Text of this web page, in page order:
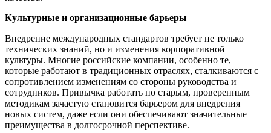
Культурные и организационные барьеры
Внедрение международных стандартов требует не только
технических знаний, но и изменения корпоративной
культуры. Многие российские компании, особенно те,
которые работают в традиционных отраслях, сталкиваются с
сопротивлением изменениям со стороны руководства и
сотрудников. Привычка работать по старым, проверенным
методикам зачастую становится барьером для внедрения
новых систем, даже если они обеспечивают значительные
преимущества в долгосрочной перспективе.